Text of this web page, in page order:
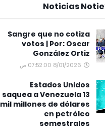
Noticias
Sangre que no cotiza
votos | Por: Oscar
González Ortiz
8/01/2026 07:52:00 ص
Estados Unidos
saquea a Venezuela 13
mil millones de dólares
en petróleo
semestrales